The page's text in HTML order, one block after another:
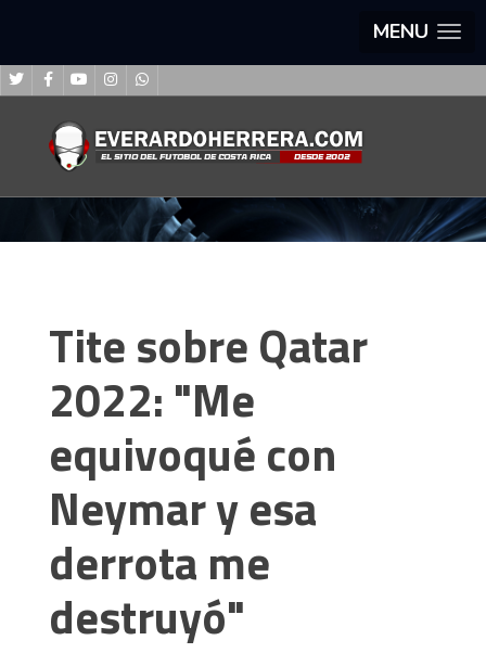
MENU
Tite sobre Qatar
2022: "Me
equivoqué con
Neymar y esa
derrota me
destruyó"